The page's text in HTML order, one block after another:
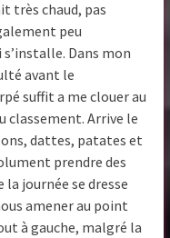
très chaud, pas
peu
Dans mon
avant le
suffit a me clouer au
classement. Arrive le
dattes, patates et
prendre des
journée se dresse
amener au point
à gauche, malgré la